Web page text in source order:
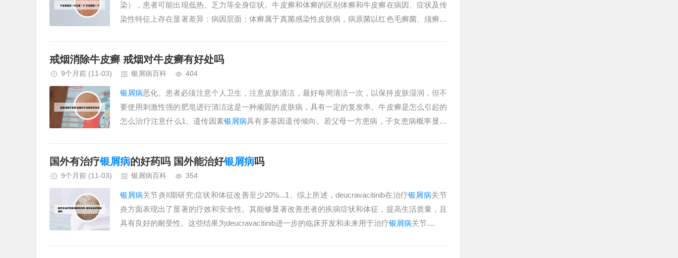
染），患者可能出现低热、乏力等全身症状。牛皮癣和体癣的区别体癣和牛皮癣在病因、症状及传
染性特征上存在显著差异：病因层面：体癣属于真菌感染性皮肤病，病原菌以红色毛癣菌、须癣毛
戒烟消除牛皮癣 戒烟对牛皮癣有好处吗
9个月前 (11-03) 银屑病百科 404
银屑病恶化。患者必须注意个人卫生，注意皮肤清洁，最好每周清洁一次，以保持皮肤湿润，但不
要使用刺激性强的肥皂进行清洁这是一种顽固的皮肤病，具有一定的复发率。牛皮癣是怎么引起的
怎么治疗注意什么1、遗传因素银屑病具有多基因遗传倾向。若父母一方患病，子女患病概率显著
国外有治疗银屑病的好药吗 国外能治好银屑病吗
9个月前 (11-03) 银屑病百科 354
银屑病关节炎II期研究:症状和体征改善至少20%...1、综上所述，deucravacitinib在治疗银屑病关节
炎方面表现出了显著的疗效和安全性。其能够显著改善患者的疾病症状和体征，提高生活质量，且
具有良好的耐受性。这些结果为deucravacitinib进一步的临床开发和未来用于治疗银屑病关节....